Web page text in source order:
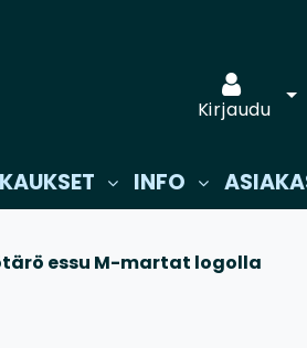
Kirjaudu
INFO
essu M-martat logolla